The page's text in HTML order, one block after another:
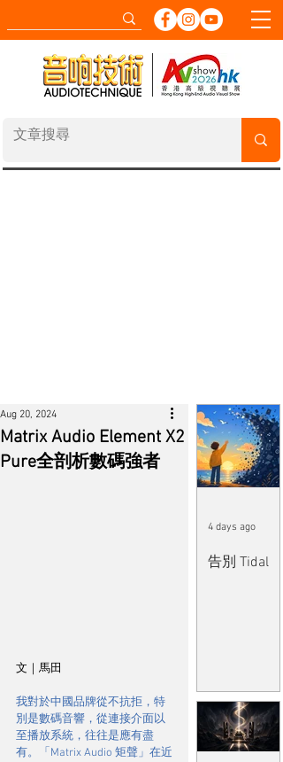
Matrix Audio Element X2
Pure全剖析數碼強者
Aug 20, 2024
文｜馬田
我對於中國品牌從不抗拒，特
別是數碼音響，從連接介面以
至播放系統，往往是應有盡
有。「Matrix Audio 矩聲」在近
告別 Tidal
4 days ago